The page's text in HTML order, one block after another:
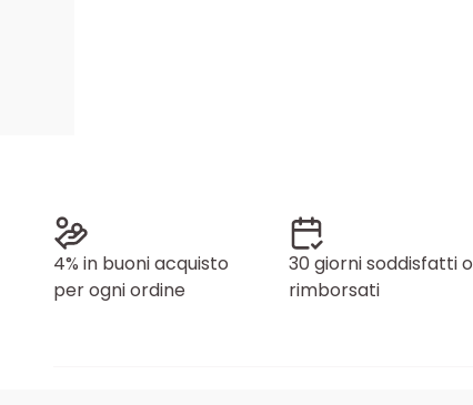
4% in buoni acquisto
per ogni ordine
30 giorni soddisfatti o
rimborsati